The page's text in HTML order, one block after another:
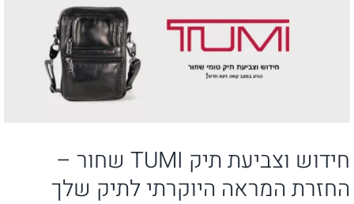
חידוש וצביעת תיק TUMI שחור –
החזרת המראה היוקרתי לתיק שלך